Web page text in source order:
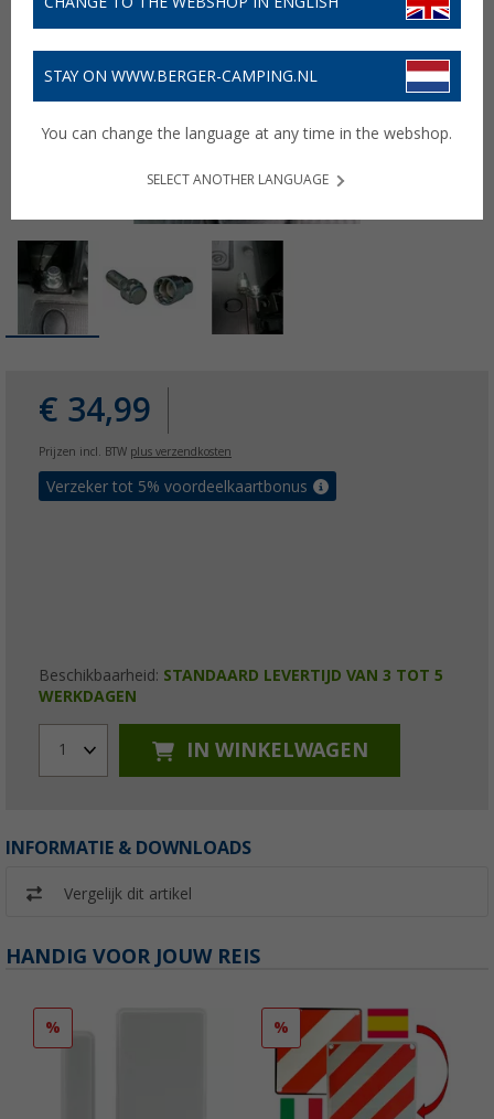
€ 34,99
Prijzen incl. BTW plus verzendkosten
Verzeker tot 5% voordeelkaartbonus
Beschikbaarheid: STANDAARD LEVERTIJD VAN 3 TOT 5
WERKDAGEN
1 IN WINKELWAGEN
INFORMATIE & DOWNLOADS
Vergelijk dit artikel
HANDIG VOOR JOUW REIS
% %
STAY ON WWW.BERGER-CAMPING.NL
You can change the language at any time in the webshop.
SELECT ANOTHER LANGUAGE